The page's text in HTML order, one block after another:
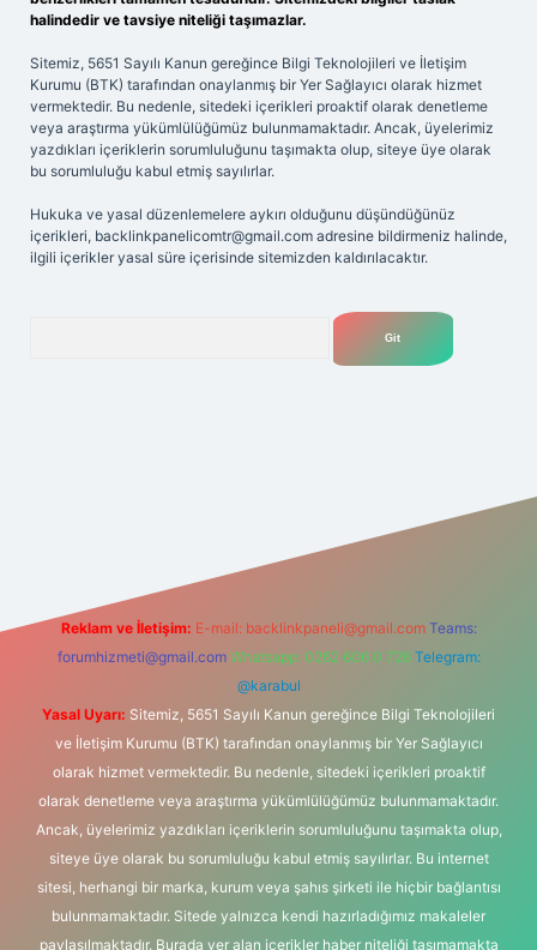
halindedir ve tavsiye niteliği taşımazlar.
Sitemiz, 5651 Sayılı Kanun gereğince Bilgi Teknolojileri ve İletişim
Kurumu (BTK) tarafından onaylanmış bir Yer Sağlayıcı olarak hizmet
vermektedir. Bu nedenle, sitedeki içerikleri proaktif olarak denetleme
veya araştırma yükümlülüğümüz bulunmamaktadır. Ancak, üyelerimiz
yazdıkları içeriklerin sorumluluğunu taşımakta olup, siteye üye olarak
bu sorumluluğu kabul etmiş sayılırlar.
Hukuka ve yasal düzenlemelere aykırı olduğunu düşündüğünüz
içerikleri, backlinkpanelicomtr@gmail.com adresine bildirmeniz halinde,
ilgili içerikler yasal süre içerisinde sitemizden kaldırılacaktır.
Reklam ve İletişim: E-mail: backlinkpaneli@gmail.com Teams:
forumhizmeti@gmail.com Whatsapp: 0262 606 0 726 Telegram:
@karabul
Yasal Uyarı: Sitemiz, 5651 Sayılı Kanun gereğince Bilgi Teknolojileri
ve İletişim Kurumu (BTK) tarafından onaylanmış bir Yer Sağlayıcı
olarak hizmet vermektedir. Bu nedenle, sitedeki içerikleri proaktif
olarak denetleme veya araştırma yükümlülüğümüz bulunmamaktadır.
Ancak, üyelerimiz yazdıkları içeriklerin sorumluluğunu taşımakta olup,
siteye üye olarak bu sorumluluğu kabul etmiş sayılırlar. Bu internet
sitesi, herhangi bir marka, kurum veya şahıs şirketi ile hiçbir bağlantısı
bulunmamaktadır. Sitede yalnızca kendi hazırladığımız makaleler
paylaşılmaktadır. Burada yer alan içerikler haber niteliği taşımamakta